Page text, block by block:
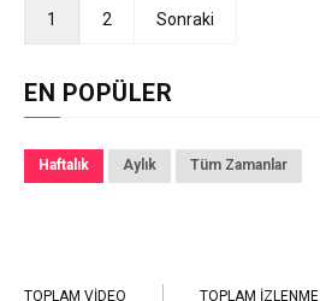
1 2 Sonraki
EN POPÜLER
Haftalık Aylık Tüm Zamanlar
TOPLAM VIDEO TOPLAM İZLENME